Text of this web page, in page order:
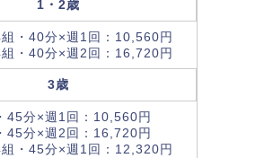
1・2歳
・40分×週1回：10,560円
・40分×週2回：16,720円
3歳
45分×週1回：10,560円
45分×週2回：16,720円
・45分×週1回：12,320円